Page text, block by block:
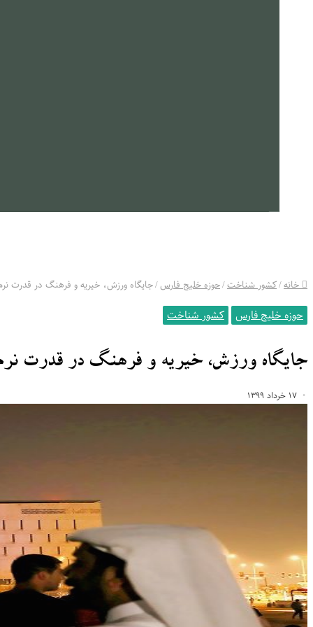
خانه/کشور شناخت/حوزه خلیج فارس/جایگاه ورزش، خیریه و فرهنگ در قدرت
حوزه خلیج فارس کشور شناخت
جایگاه ورزش، خیریه و فرهنگ در قدرت
۱۷ خرداد ۱۳۹۹